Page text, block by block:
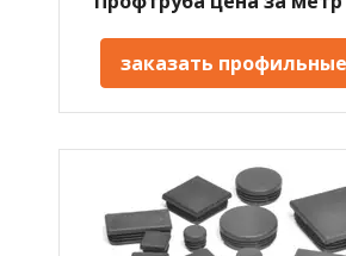
заказать